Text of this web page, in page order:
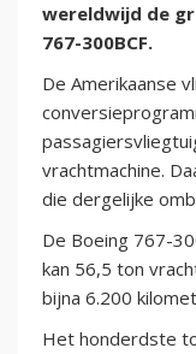
wereldwijd de
767-300BCF.
De Amerikaanse
vrachtmachine.
die dergelijke
De Boeing 767-
kan 56,5 ton
bijna 6.200
Het honderdste